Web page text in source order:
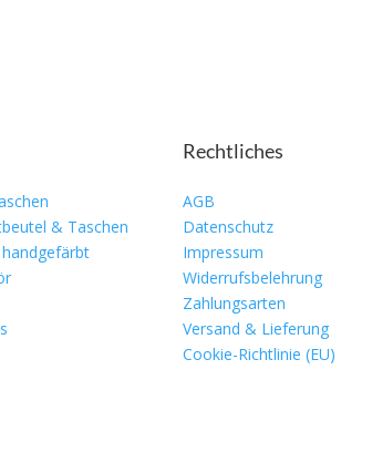
& Taschen
Rechtliches
AGB
Datenschutz
Impressum
Widerrufsbelehrung
Zahlungsarten
Versand & Lieferung
Cookie-Richtlinie (EU)